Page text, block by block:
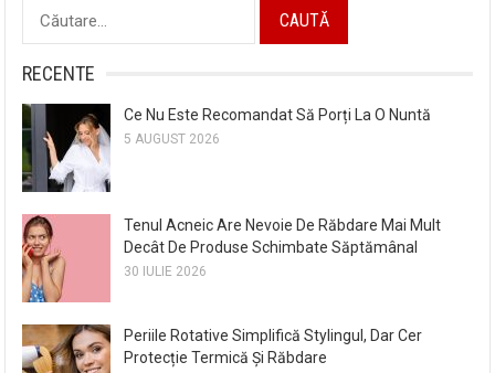
Caută
după:
RECENTE
Ce Nu Este Recomandat Să Porți La O Nuntă
5 AUGUST 2026
Tenul Acneic Are Nevoie De Răbdare Mai Mult
Decât De Produse Schimbate Săptămânal
30 IULIE 2026
Periile Rotative Simplifică Stylingul, Dar Cer
Protecție Termică Și Răbdare